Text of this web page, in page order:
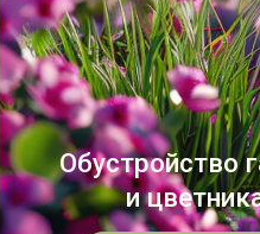
Обустройство
и